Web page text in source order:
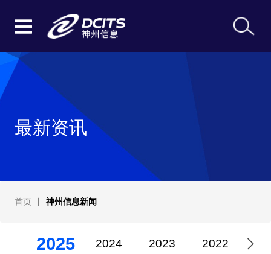
最新资讯
首页 神州信息新闻
2025 2024 2023 2022